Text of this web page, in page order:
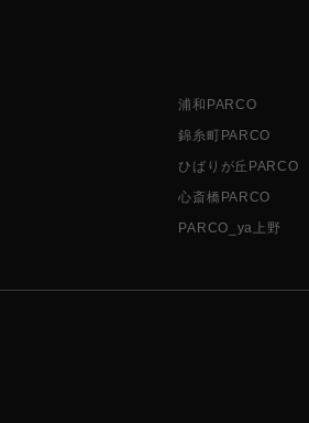
浦和PARCO
錦糸町PARCO
ひばりが丘PARCO
心斎橋PARCO
PARCO_ya上野